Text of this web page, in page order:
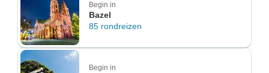
Begin in
Bazel
85 rondreizen
Begin in